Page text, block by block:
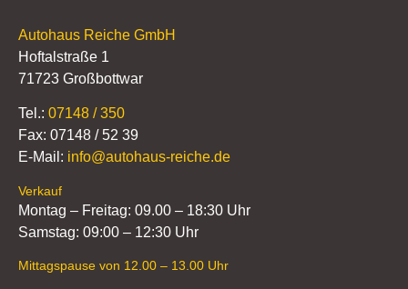
Autohaus Reiche GmbH
Hoftalstraße 1
71723 Großbottwar
Tel.: 07148 / 350
Fax: 07148 / 52 39
E-Mail: info@autohaus-reiche.de
Verkauf
Montag – Freitag: 09.00 – 18:30 Uhr
Samstag: 09:00 – 12:30 Uhr
Mittagspause von 12.00 – 13.00 Uhr